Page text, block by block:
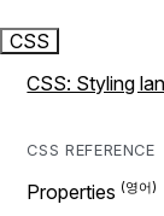
CSS
CSS: Styling
CSS REFERENCE
Properties